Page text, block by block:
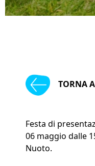
TORNA
Festa di
06 maggio dalle
Nuoto.